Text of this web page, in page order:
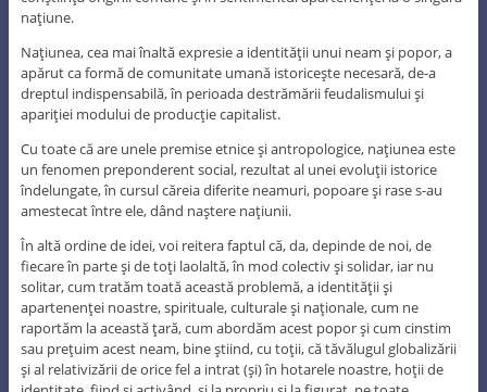
naţiune.
Naţiunea, cea mai înaltă expresie a identităţii unui neam şi popor, a
apărut ca formă de comunitate umană istoriceşte necesară, de-a
dreptul indispensabilă, în perioada destrămării feudalismului şi
apariţiei modului de producţie capitalist.
Cu toate că are unele premise etnice şi antropologice, naţiunea este
un fenomen preponderent social, rezultat al unei evoluţii istorice
îndelungate, în cursul căreia diferite neamuri, popoare şi rase s-au
amestecat între ele, dând naştere naţiunii.
În altă ordine de idei, voi reitera faptul că, da, depinde de noi, de
fiecare în parte şi de toţi laolaltă, în mod colectiv şi solidar, iar nu
solitar, cum tratăm toată această problemă, a identităţii şi
apartenenţei noastre, spirituale, culturale şi naţionale, cum ne
raportăm la această ţară, cum abordăm acest popor şi cum cinstim
sau preţuim acest neam, bine ştiind, cu toţii, că tăvălugul globalizării
şi al relativizării de orice fel a intrat (şi) în hotarele noastre, hoţii de